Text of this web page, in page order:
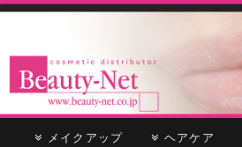
Beauty-Net
cosmetic distributor
メ
サ
メイクアップ ヘアケア